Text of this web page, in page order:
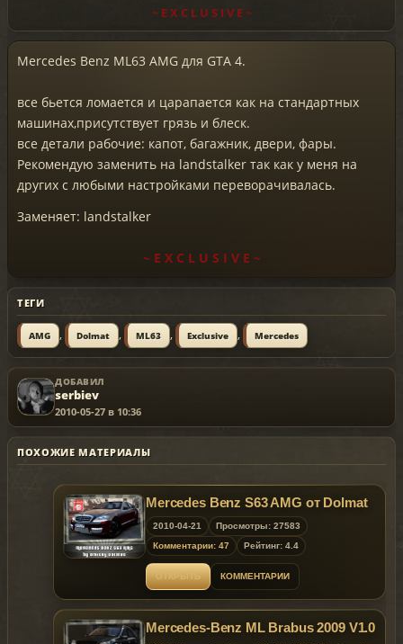
~ E X C L U S I V E ~
Mercedes Benz ML63 AMG для GTA 4.
все бьется ломается и царапается как на стандартных
машинах,присутствует грязь и блеск.
все детали рабочие: капот, багажник, двери, фары.
Рекомендую заменить на landstalker так как у меня на
других с любыми настройками переворачивалась.
Заменяет: landstalker
~ E X C L U S I V E ~
ТЕГИ
AMG , Dolmat , ML63 , Exclusive , Mercedes
ДОБАВИЛ
serbiev
2010-05-27 в 10:36
ПОХОЖИЕ МАТЕРИАЛЫ
Mercedes Benz S63 AMG от Dolmat
2010-04-21
Просмотры: 27583
Комментарии: 47
Рейтинг: 4.4
КОММЕНТАРИИ
Mercedes-Benz ML Brabus 2009 V1.0